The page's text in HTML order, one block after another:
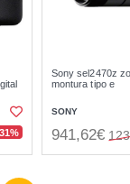
Sony sel2470z
montura tipo e
SONY
941,62€